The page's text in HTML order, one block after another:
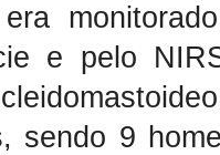
e pelo
sendo 9